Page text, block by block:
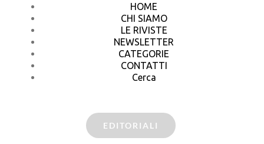
HOME
CHI SIAMO
LE RIVISTE
NEWSLETTER
CATEGORIE
CONTATTI
Cerca
EDITORIALI